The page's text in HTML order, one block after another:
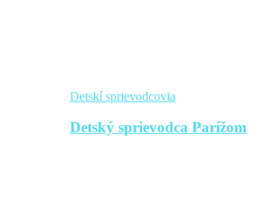
Detskí sprievodcovia
Detský sprievodca Parížom